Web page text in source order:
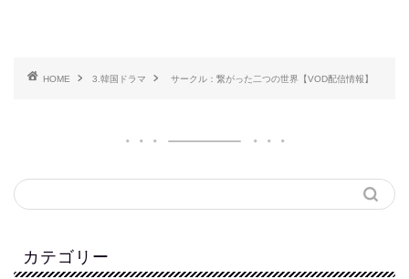
HOME 3.韓国ドラマ サークル：繋がった二つの世界【VOD配信情報】
カテゴリー